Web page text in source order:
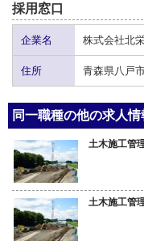
採用窓口
企業名 株式会社北
住所 青森県八戸
同一職種の他の求人情
土木施工管
土木施工管